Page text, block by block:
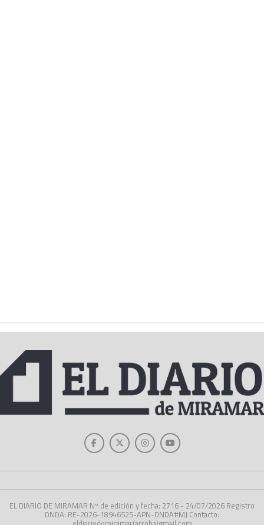
EL DIARIO DE MIRAMAR Nº de edición y fecha: 2716 - 24/07/2026 Registro
DNDA: RE-2026-18946525-APN-DNDA#MJ Contacto: